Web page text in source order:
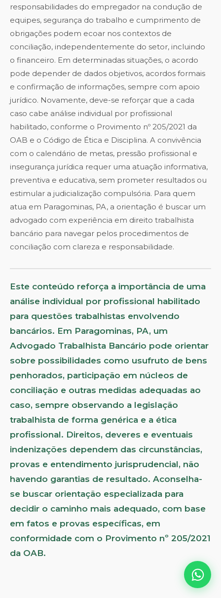
responsabilidades do empregador na condução de
equipes, segurança do trabalho e cumprimento de
obrigações podem ecoar nos contextos de
conciliação, independentemente do setor, incluindo
o financeiro. Em determinadas situações, o acordo
pode depender de dados objetivos, acordos formais
e confirmação de informações, sempre com apoio
jurídico. Novamente, deve-se reforçar que a cada
caso cabe análise individual por profissional
habilitado, conforme o Provimento nº 205/2021 da
OAB e o Código de Ética e Disciplina. A convivência
com o calendário de metas, pressão profissional e
insegurança jurídica requer uma atuação informativa,
preventiva e educativa, sem prometer resultados ou
estimular a judicialização compulsória. Para quem
atua em Paragominas, PA, a orientação é buscar um
advogado com experiência em direito trabalhista
bancário para navegar pelos procedimentos de
conciliação com clareza e responsabilidade.
Este conteúdo reforça a importância de uma
análise individual por profissional habilitado
para questões trabalhistas envolvendo
bancários. Em Paragominas, PA, um
Advogado Trabalhista Bancário pode orientar
sobre possibilidades como usufruto de bens
penhorados, participação em núcleos de
conciliação e outras medidas adequadas ao
caso, sempre observando a legislação
trabalhista de forma genérica e a ética
profissional. Direitos, deveres e eventuais
indenizações dependem das circunstâncias,
provas e entendimento jurisprudencial, não
havendo garantias de resultado. Aconselha-
se buscar orientação especializada para
decidir o caminho mais adequado, com base
em fatos e provas específicas, em
conformidade com o Provimento nº 205/2021
da OAB.